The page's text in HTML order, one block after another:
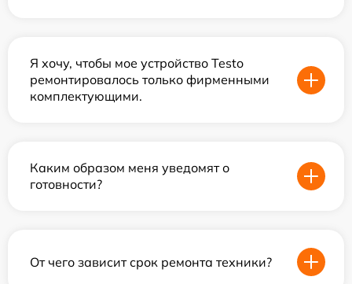
Я хочу, чтобы мое устройство Testo
ремонтировалось только фирменными
комплектующими.
Каким образом меня уведомят о
готовности?
От чего зависит срок ремонта техники?